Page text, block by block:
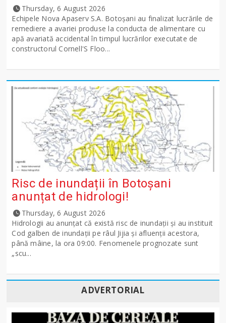
Thursday, 6 August 2026
Echipele Nova Apaserv S.A. Botoșani au finalizat lucrările de
remediere a avariei produse la conducta de alimentare cu
apă avariată accidental în timpul lucrărilor executate de
constructorul Cornell'S Floo...
Risc de inundații în Botoșani
anunțat de hidrologi!
Thursday, 6 August 2026
Hidrologii au anunțat că există risc de inundații și au instituit
Cod galben de inundații pe râul Jijia și afluenții acestora,
până mâine, la ora 09:00. Fenomenele prognozate sunt
„scu...
ADVERTORIAL